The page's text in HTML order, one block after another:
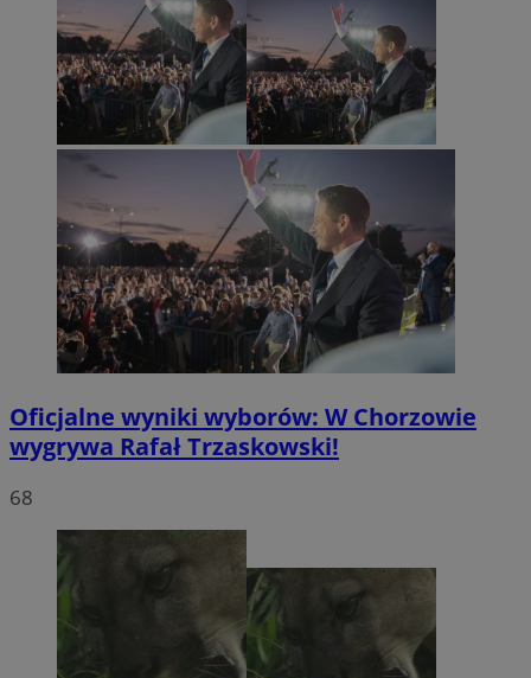
Oficjalne wyniki wyborów: W Chorzowie
wygrywa Rafał Trzaskowski!
68